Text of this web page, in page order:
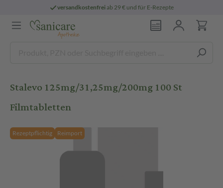
versandkostenfreiab 29 € und für E-Rezepte
Stalevo 125mg/31,25mg/200mg 100 St
Filmtabletten
Rezeptpflichtig Reimport